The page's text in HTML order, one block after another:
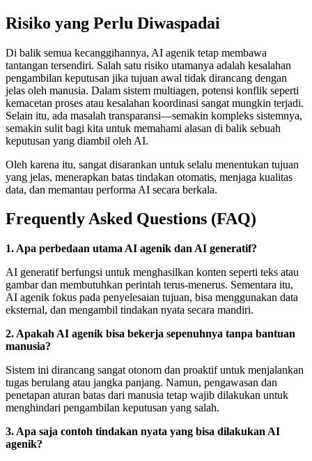
Risiko yang Perlu Diwaspadai
Di balik semua kecanggihannya, AI agenik tetap membawa
tantangan tersendiri. Salah satu risiko utamanya adalah kesalahan
pengambilan keputusan jika tujuan awal tidak dirancang dengan
jelas oleh manusia. Dalam sistem multiagen, potensi konflik seperti
kemacetan proses atau kesalahan koordinasi sangat mungkin terjadi.
Selain itu, ada masalah transparansi—semakin kompleks sistemnya,
semakin sulit bagi kita untuk memahami alasan di balik sebuah
keputusan yang diambil oleh AI.
Oleh karena itu, sangat disarankan untuk selalu menentukan tujuan
yang jelas, menerapkan batas tindakan otomatis, menjaga kualitas
data, dan memantau performa AI secara berkala.
Frequently Asked Questions (FAQ)
1. Apa perbedaan utama AI agenik dan AI generatif?
AI generatif berfungsi untuk menghasilkan konten seperti teks atau
gambar dan membutuhkan perintah terus-menerus. Sementara itu,
AI agenik fokus pada penyelesaian tujuan, bisa menggunakan data
eksternal, dan mengambil tindakan nyata secara mandiri.
2. Apakah AI agenik bisa bekerja sepenuhnya tanpa bantuan
manusia?
Sistem ini dirancang sangat otonom dan proaktif untuk menjalankan
tugas berulang atau jangka panjang. Namun, pengawasan dan
penetapan aturan batas dari manusia tetap wajib dilakukan untuk
menghindari pengambilan keputusan yang salah.
3. Apa saja contoh tindakan nyata yang bisa dilakukan AI
agenik?